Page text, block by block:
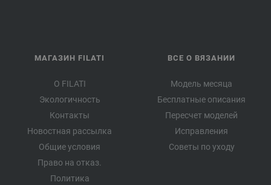
МАГАЗИН FILATI
О FILATI
Экологичность
Контакты
Новостная рассылка
Общие условия
Право на отказ.
Политика
ВСЕ О ВЯЗАНИИ
Модель месяца
Бесплатные описания
Пересчет моделей
Исправления
Советы по уходу